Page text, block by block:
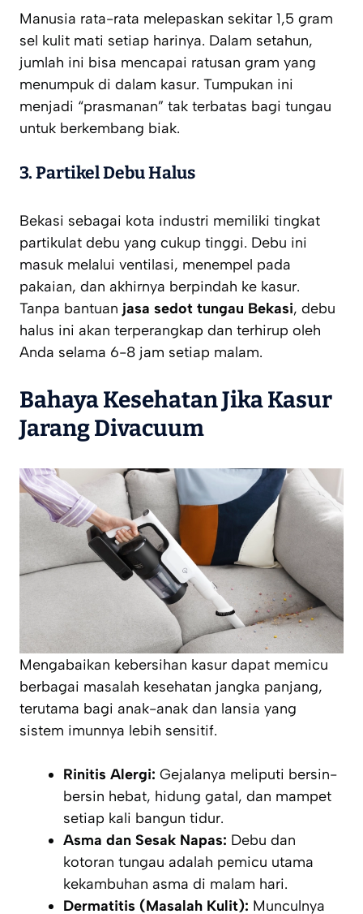
Manusia rata-rata melepaskan sekitar 1,5 gram
sel kulit mati setiap harinya. Dalam setahun,
jumlah ini bisa mencapai ratusan gram yang
menumpuk di dalam kasur. Tumpukan ini
menjadi “prasmanan” tak terbatas bagi tungau
untuk berkembang biak.
3. Partikel Debu Halus
Bekasi sebagai kota industri memiliki tingkat
partikulat debu yang cukup tinggi. Debu ini
masuk melalui ventilasi, menempel pada
pakaian, dan akhirnya berpindah ke kasur.
Tanpa bantuan jasa sedot tungau Bekasi, debu
halus ini akan terperangkap dan terhirup oleh
Anda selama 6-8 jam setiap malam.
Bahaya Kesehatan Jika Kasur
Jarang Divacuum
Mengabaikan kebersihan kasur dapat memicu
berbagai masalah kesehatan jangka panjang,
terutama bagi anak-anak dan lansia yang
sistem imunnya lebih sensitif.
Rinitis Alergi: Gejalanya meliputi bersin-
bersin hebat, hidung gatal, dan mampet
setiap kali bangun tidur.
Asma dan Sesak Napas: Debu dan
kotoran tungau adalah pemicu utama
kekambuhan asma di malam hari.
Dermatitis (Masalah Kulit): Munculnya